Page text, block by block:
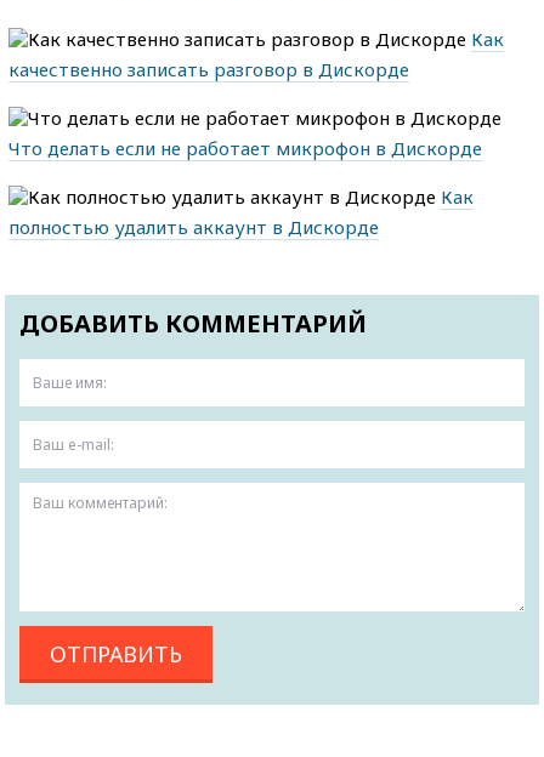
Как
качественно записать разговор в Дискорде
Что делать если не работает микрофон в Дискорде
Как
полностью удалить аккаунт в Дискорде
ДОБАВИТЬ КОММЕНТАРИЙ